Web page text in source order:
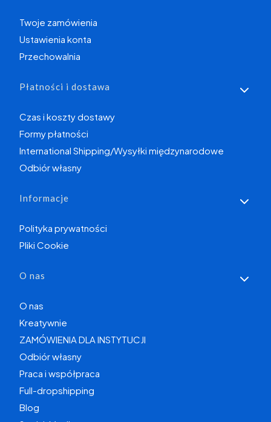
Twoje zamówienia
Ustawienia konta
Przechowalnia
Płatności i dostawa
Czas i koszty dostawy
Formy płatności
International Shipping/Wysyłki międzynarodowe
Odbiór własny
Informacje
Polityka prywatności
Pliki Cookie
O nas
O nas
Kreatywnie
ZAMÓWIENIA DLA INSTYTUCJI
Odbiór własny
Praca i współpraca
Full-dropshipping
Blog